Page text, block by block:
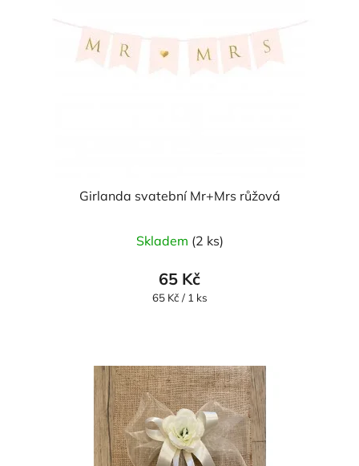
Girlanda svatební Mr+Mrs růžová
Skladem (2 ks)
65 Kč
Měrná
65 Kč / 1 ks